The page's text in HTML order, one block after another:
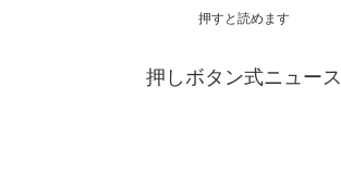
押すと読めます
押しボタン式ニュース